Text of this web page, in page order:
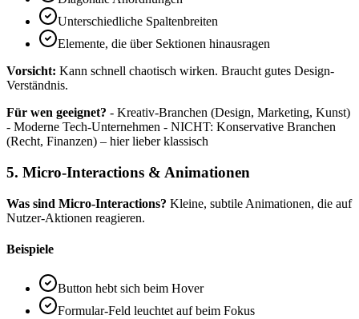
Unterschiedliche Spaltenbreiten
Elemente, die über Sektionen hinausragen
Vorsicht: Kann schnell chaotisch wirken. Braucht gutes Design-
Verständnis.
Für wen geeignet? - Kreativ-Branchen (Design, Marketing, Kunst)
- Moderne Tech-Unternehmen - NICHT: Konservative Branchen
(Recht, Finanzen) – hier lieber klassisch
5. Micro-Interactions & Animationen
Was sind Micro-Interactions? Kleine, subtile Animationen, die auf
Nutzer-Aktionen reagieren.
Beispiele
Button hebt sich beim Hover
Formular-Feld leuchtet auf beim Fokus